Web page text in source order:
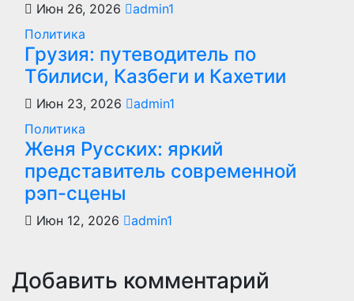
Июн 26, 2026
admin1
Политика
Грузия: путеводитель по
Тбилиси, Казбеги и Кахетии
Июн 23, 2026
admin1
Политика
Женя Русских: яркий
представитель современной
рэп-сцены
Июн 12, 2026 admin1
Добавить комментарий